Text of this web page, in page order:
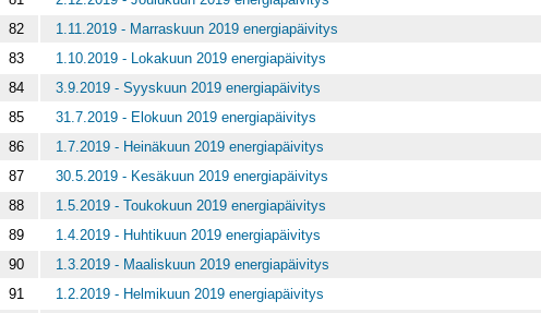
82
1.11.2019 - Marraskuun 2019 energiapäivitys
83
1.10.2019 - Lokakuun 2019 energiapäivitys
84
3.9.2019 - Syyskuun 2019 energiapäivitys
85
31.7.2019 - Elokuun 2019 energiapäivitys
86
1.7.2019 - Heinäkuun 2019 energiapäivitys
87
30.5.2019 - Kesäkuun 2019 energiapäivitys
88
1.5.2019 - Toukokuun 2019 energiapäivitys
89
1.4.2019 - Huhtikuun 2019 energiapäivitys
90
1.3.2019 - Maaliskuun 2019 energiapäivitys
91
1.2.2019 - Helmikuun 2019 energiapäivitys